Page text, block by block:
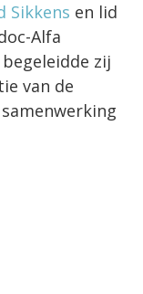
Sikkens en lid
Alfa
begeleidde zij
van de